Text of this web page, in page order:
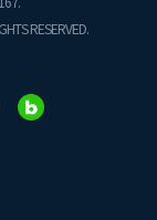
RESERVED.